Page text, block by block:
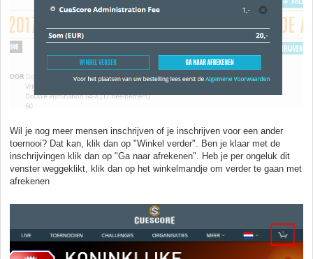
Wil je nog meer mensen inschrijven of je inschrijven voor een ander
toernooi? Dat kan, klik dan op "Winkel verder". Ben je klaar met de
inschrijvingen klik dan op "Ga naar afrekenen". Heb je per ongeluk dit
venster weggeklikt, klik dan op het winkelmandje om verder te gaan met
afrekenen